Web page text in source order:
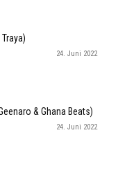
24. Juni 2022
& Ghana Beats)
24. Juni 2022